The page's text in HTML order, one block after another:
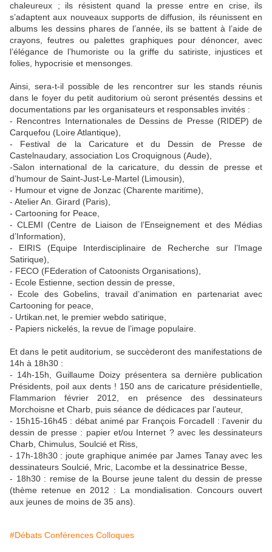
chaleureux ; ils résistent quand la presse entre en crise, ils
s’adaptent aux nouveaux supports de diffusion, ils réunissent en
albums les dessins phares de l’année, ils se battent à l’aide de
crayons, feutres ou palettes graphiques pour dénoncer, avec
l’élégance de l’humoriste ou la griffe du satiriste, injustices et
folies, hypocrisie et mensonges.
Ainsi, sera-t-il possible de les rencontrer sur les stands réunis
dans le foyer du petit auditorium où seront présentés dessins et
documentations par les organisateurs et responsables invités :
- Rencontres Internationales de Dessins de Presse (RIDEP) de
Carquefou (Loire Atlantique),
- Festival de la Caricature et du Dessin de Presse de
Castelnaudary, association Los Croquignous (Aude),
-Salon international de la caricature, du dessin de presse et
d’humour de Saint-Just-Le-Martel (Limousin),
- Humour et vigne de Jonzac (Charente maritime),
- Atelier An. Girard (Paris),
- Cartooning for Peace,
- CLEMI (Centre de Liaison de l’Enseignement et des Médias
d’Information),
- EIRIS (Equipe Interdisciplinaire de Recherche sur l’Image
Satirique),
- FECO (FEderation of Catoonists Organisations),
- Ecole Estienne, section dessin de presse,
- Ecole des Gobelins, travail d’animation en partenariat avec
Cartooning for peace,
- Urtikan.net, le premier webdo satirique,
- Papiers nickelés, la revue de l’image populaire.
Et dans le petit auditorium, se succèderont des manifestations de
14h à 18h30 :
- 14h-15h, Guillaume Doizy présentera sa dernière publication
Présidents, poil aux dents ! 150 ans de caricature présidentielle,
Flammarion février 2012, en présence des dessinateurs
Morchoisne et Charb, puis séance de dédicaces par l’auteur,
- 15h15-16h45 : débat animé par François Forcadell : l’avenir du
dessin de presse : papier et/ou Internet ? avec les dessinateurs
Charb, Chimulus, Soulcié et Riss,
- 17h-18h30 : joute graphique animée par James Tanay avec les
dessinateurs Soulcié, Mric, Lacombe et la dessinatrice Besse,
- 18h30 : remise de la Bourse jeune talent du dessin de presse
(thème retenue en 2012 : La mondialisation. Concours ouvert
aux jeunes de moins de 35 ans).
#Débats Conférences Colloques